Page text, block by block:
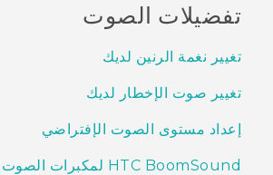
VIVERSE
البرامج + التطبيقات
الدعم
أجهزة HTC والملحقات
تفضيلات الصوت
تغيير نغمة الرنين لديك
تغيير صوت الإخطار لديك
إعداد مستوى الصوت الإفتراضي
HTC BoomSound لمكبرات الصوت